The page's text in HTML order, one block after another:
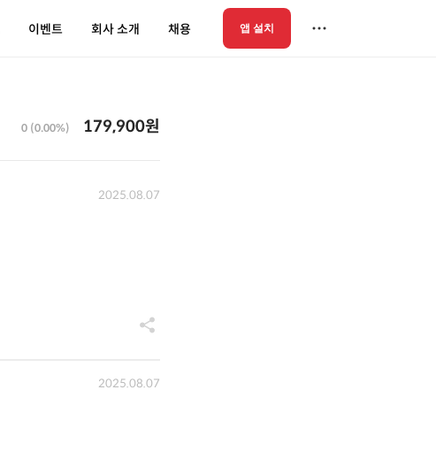
이벤트 회사 소개 채용 앱 설치
0 (0.00%) 179,900원
2025.08.07
2025.08.07